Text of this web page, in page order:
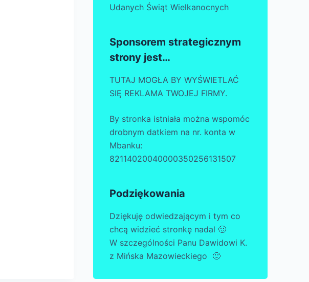
Udanych Świąt Wielkanocnych
Sponsorem strategicznym
strony jest…
TUTAJ MOGŁA BY WYŚWIETLAĆ
SIĘ REKLAMA TWOJEJ FIRMY.
By stronka istniała można wspomóc
drobnym datkiem na nr. konta w
Mbanku:
82114020040000350256131507
Podziękowania
Dziękuję odwiedzającym i tym co
chcą widzieć stronkę nadal 🙂
W szczególności Panu Dawidowi K.
z Mińska Mazowieckiego 🙂